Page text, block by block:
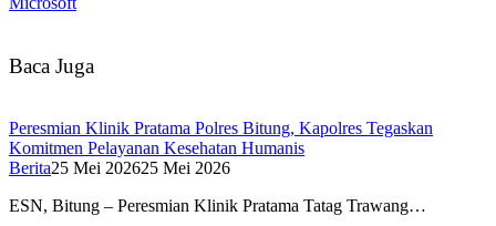
Baca Juga
Peresmian Klinik Pratama Polres Bitung, Kapolres Tegaskan
Komitmen Pelayanan Kesehatan Humanis
Berita25 Mei 202625 Mei 2026
ESN, Bitung – Peresmian Klinik Pratama Tatag Trawang…